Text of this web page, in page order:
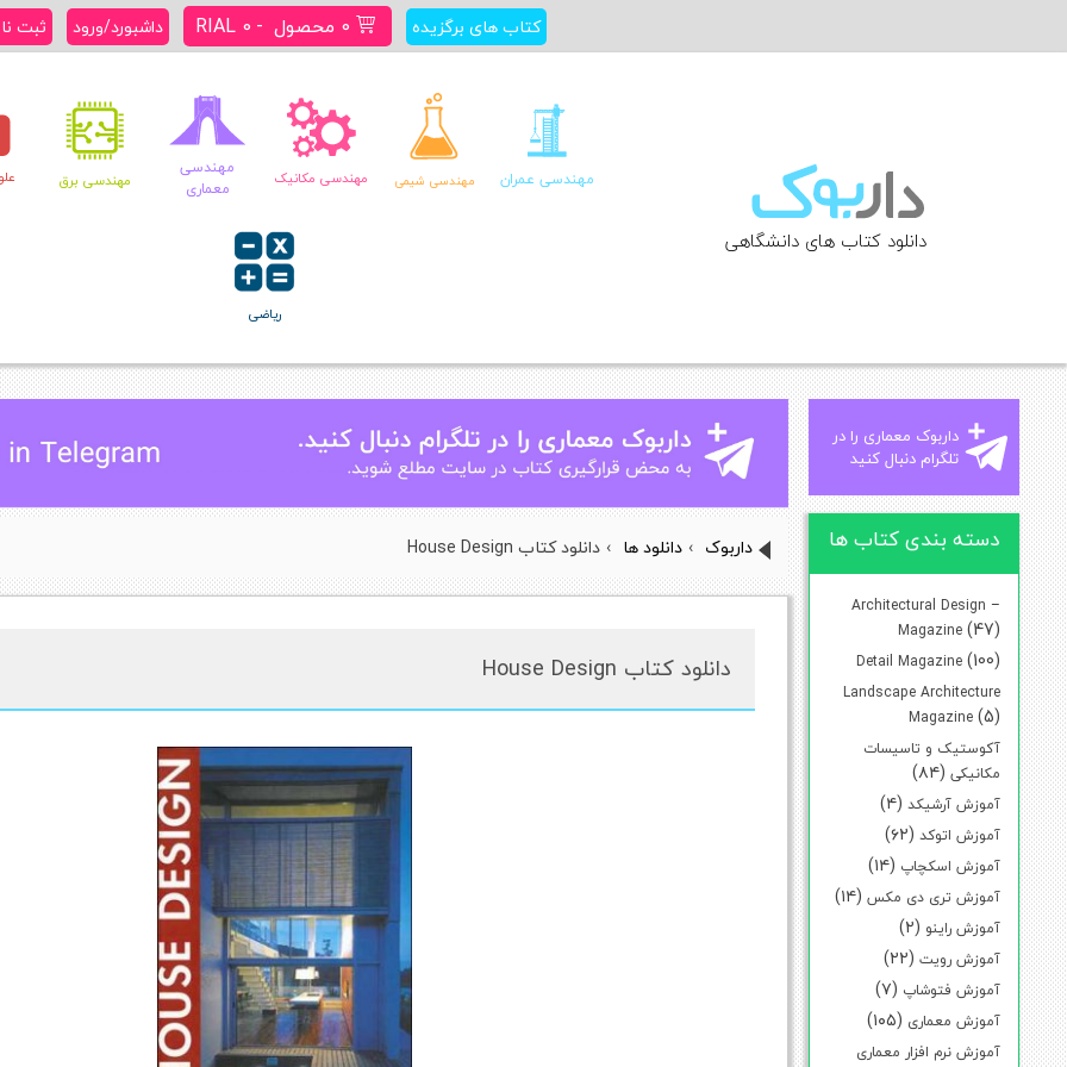
کتاب های برگزیده 0 محصول RIAL 0 داشبورد/ورود ثبت
دانلود کتاب های دانشگاهی
مهندسی عمران مهندسی شیمی مهندسی مکانیک
مهندسی
معماری
مهندسی برق
ریاضی
داربوک معماری را در
تلگرام دنبال کنید
دسته بندی کتاب ها
Architectural Design –
Magazine(47)
Detail Magazine(100)
Landscape Architecture
Magazine(5)
آکوستیک و تاسیسات
مکانیکی (۸۴)
آموزش آرشیکد (۴)
آموزش اتوکد (۶۲)
آموزش اسکچاپ (۱۴)
آموزش تری دی مکس (۱۴)
آموزش راینو (۲)
آموزش رویت (۲۲)
آموزش فتوشاپ (۷)
آموزش معماری (۱۰۵)
آموزش نرم افزار معماری
داربوک › دانلود ها › دانلود کتاب House Design
دانلود کتاب House Design